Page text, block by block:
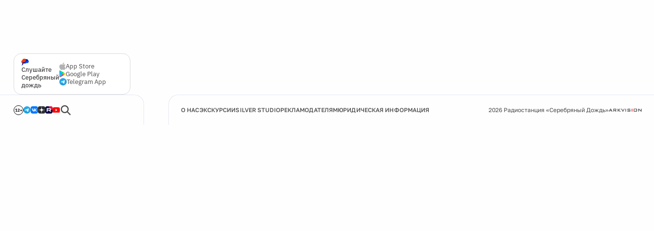
Слушайте
Серебряный
дождь
App Store
Google Play
Telegram App
12+ О НАСЭКСКУРСИИSILVER STUDIOРЕКЛАМОДАТЕЛЯМЮРИДИЧЕСКАЯ ИНФОРМАЦИЯ 2026 Радиостанция «Серебряный Дождь»